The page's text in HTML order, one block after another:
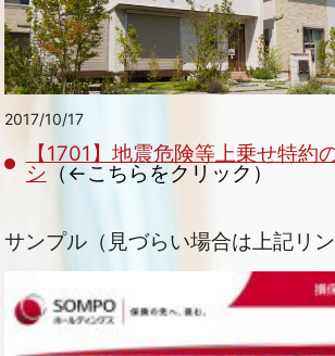
2017/10/17
【1701】地震危険等上乗せ特約
シ （←こちらをクリック）
サンプル（見づらい場合は上記リン